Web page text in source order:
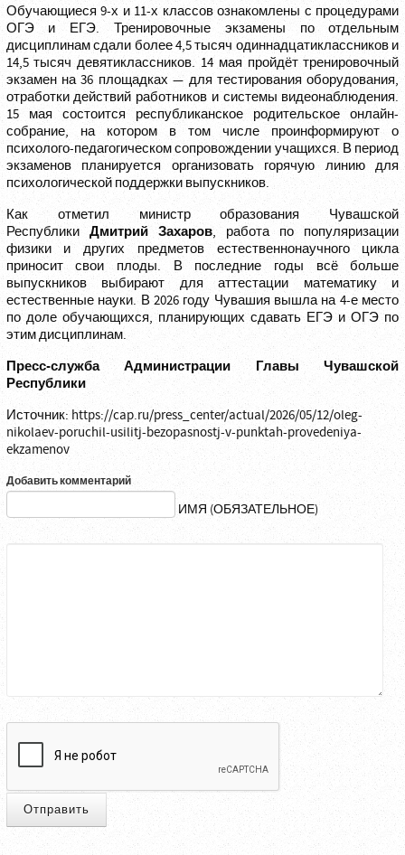
Обучающиеся 9-х и 11-х классов ознакомлены с процедурами
ОГЭ и ЕГЭ. Тренировочные экзамены по отдельным
дисциплинам сдали более 4,5 тысяч одиннадцатиклассников и
14,5 тысяч девятиклассников. 14 мая пройдёт тренировочный
экзамен на 36 площадках — для тестирования оборудования,
отработки действий работников и системы видеонаблюдения.
15 мая состоится республиканское родительское онлайн-
собрание, на котором в том числе проинформируют о
психолого-педагогическом сопровождении учащихся. В период
экзаменов планируется организовать горячую линию для
психологической поддержки выпускников.
Как отметил министр образования Чувашской
Республики Дмитрий Захаров, работа по популяризации
физики и других предметов естественнонаучного цикла
приносит свои плоды. В последние годы всё больше
выпускников выбирают для аттестации математику и
естественные науки. В 2026 году Чувашия вышла на 4-е место
по доле обучающихся, планирующих сдавать ЕГЭ и ОГЭ по
этим дисциплинам.
Пресс-служба Администрации Главы Чувашской
Республики
Источник:https://cap.ru/press_center/actual/2026/05/12/oleg-
nikolaev-poruchil-usilitj-bezopasnostj-v-punktah-provedeniya-
ekzamenov
Добавить комментарий
ИМЯ (ОБЯЗАТЕЛЬНОЕ)
Отправить